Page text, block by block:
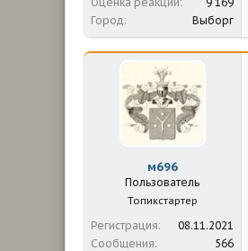
Город
Выборг
м696
Пользователь
Топикстартер
Регистрация
08.11.2021
Сообщения
566